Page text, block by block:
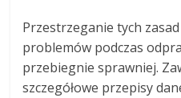
Przestrzeganie tych
problemów podczas
przebiegnie sprawniej.
szczegółowe przepisy